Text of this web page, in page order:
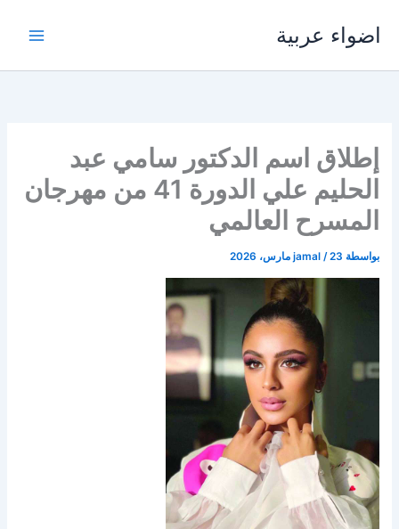
اضواء عربية
إطلاق اسم الدكتور سامي عبد
الحليم علي الدورة 41 من مهرجان
المسرح العالمي
بواسطة jamal /23 مارس، 2026